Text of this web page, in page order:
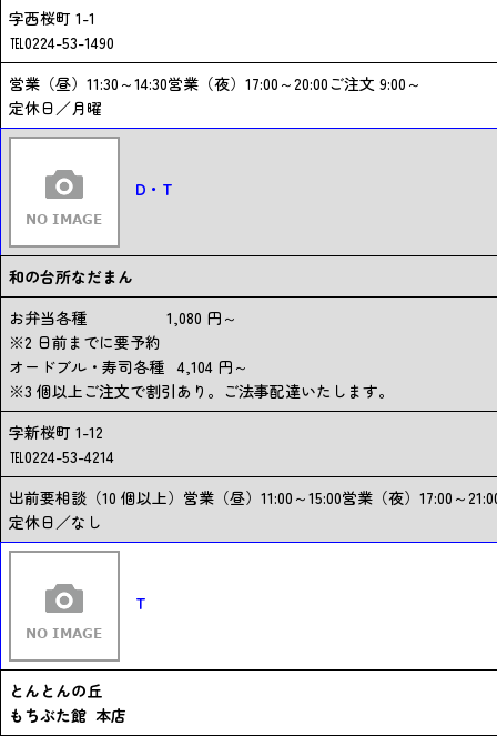
字西桜町 1-1
℡0224-53-1490
営業（昼）11:30～14:30営業（夜）17:00～20:00ご注文 9:00～
定休日／月曜
D・T
和の台所なだまん
お弁当各種 1,080 円～
※2 日前までに要予約
オードブル・寿司各種 4,104 円～
※3 個以上ご注文で割引あり。ご法事配達いたします。
字新桜町 1-12
℡0224-53-4214
出前要相談（10 個以上）営業（昼）11:00～15:00営業（夜）17:00～
定休日／なし
T
とんとんの丘
もちぶた館 本店